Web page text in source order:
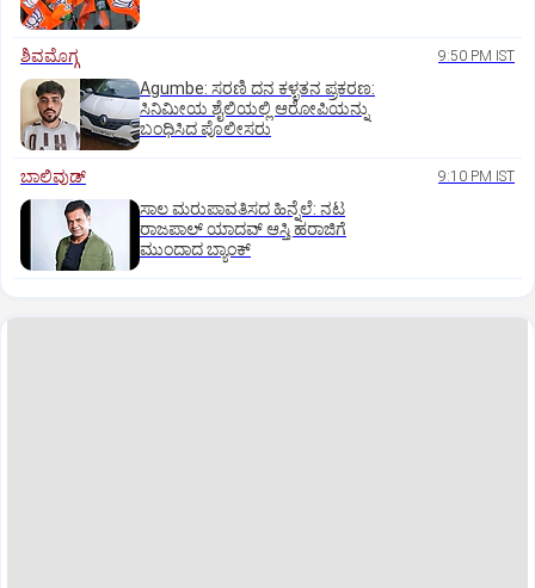
ಶಿವಮೊಗ್ಗ 9:50 PM IST
Agumbe: ಸರಣಿ ದನ ಕಳ್ಳತನ ಪ್ರಕರಣ:
ಸಿನಿಮೀಯ ಶೈಲಿಯಲ್ಲಿ ಆರೋಪಿಯನ್ನು
ಬಂಧಿಸಿದ ಪೊಲೀಸರು
ಬಾಲಿವುಡ್‌ 9:10 PM IST
ಸಾಲ ಮರುಪಾವತಿಸದ ಹಿನ್ನೆಲೆ: ನಟ
ರಾಜಪಾಲ್ ಯಾದವ್‌ ಆಸ್ತಿ ಹರಾಜಿಗೆ
ಮುಂದಾದ ಬ್ಯಾಂಕ್